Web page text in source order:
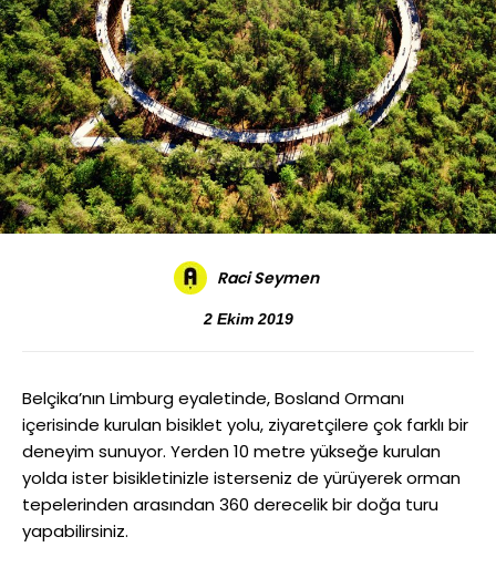
Raci Seymen
2 Ekim 2019
Belçika’nın Limburg eyaletinde, Bosland Ormanı
içerisinde kurulan bisiklet yolu, ziyaretçilere çok farklı bir
deneyim sunuyor. Yerden 10 metre yükseğe kurulan
yolda ister bisikletinizle isterseniz de yürüyerek orman
tepelerinden arasından 360 derecelik bir doğa turu
yapabilirsiniz.